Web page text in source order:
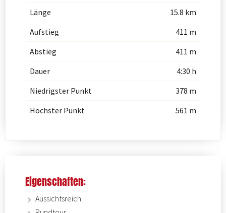
Länge
15.8 km
Aufstieg
411 m
Abstieg
411 m
Dauer
4:30 h
Niedrigster Punkt
378 m
Höchster Punkt
561 m
Eigenschaften:
Aussichtsreich